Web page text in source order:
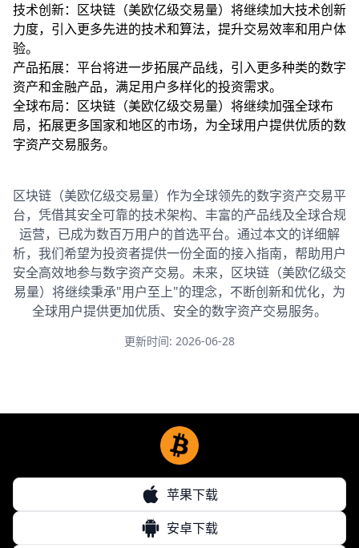
技术创新：区块链（美欧亿级交易量）将继续加大技术创新
力度，引入更多先进的技术和算法，提升交易效率和用户体
验。
产品拓展：平台将进一步拓展产品线，引入更多种类的数字
资产和金融产品，满足用户多样化的投资需求。
全球布局：区块链（美欧亿级交易量）将继续加强全球布
局，拓展更多国家和地区的市场，为全球用户提供优质的数
字资产交易服务。
区块链（美欧亿级交易量）作为全球领先的数字资产交易平
台，凭借其安全可靠的技术架构、丰富的产品线及全球合规
运营，已成为数百万用户的首选平台。通过本文的详细解
析，我们希望为投资者提供一份全面的接入指南，帮助用户
安全高效地参与数字资产交易。未来，区块链（美欧亿级交
易量）将继续秉承"用户至上"的理念，不断创新和优化，为
全球用户提供更加优质、安全的数字资产交易服务。
更新时间: 2026-06-28
苹果下载
安卓下载